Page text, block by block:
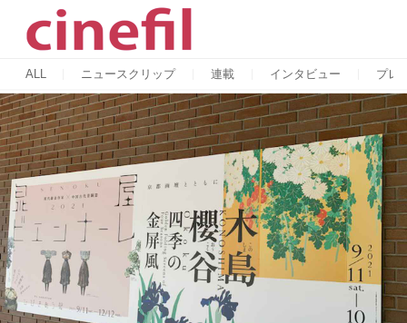
ALL ニュースクリップ 連載 インタビュー プレ